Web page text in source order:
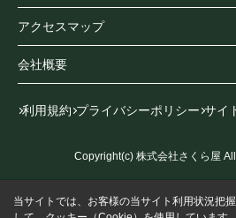
アクセスマップ
会社概要
利用規約 プライバシーポリシー サイ
Copyright(c) 株式会社さくら屋
当サイトでは、お客様の当サイト利用状況把